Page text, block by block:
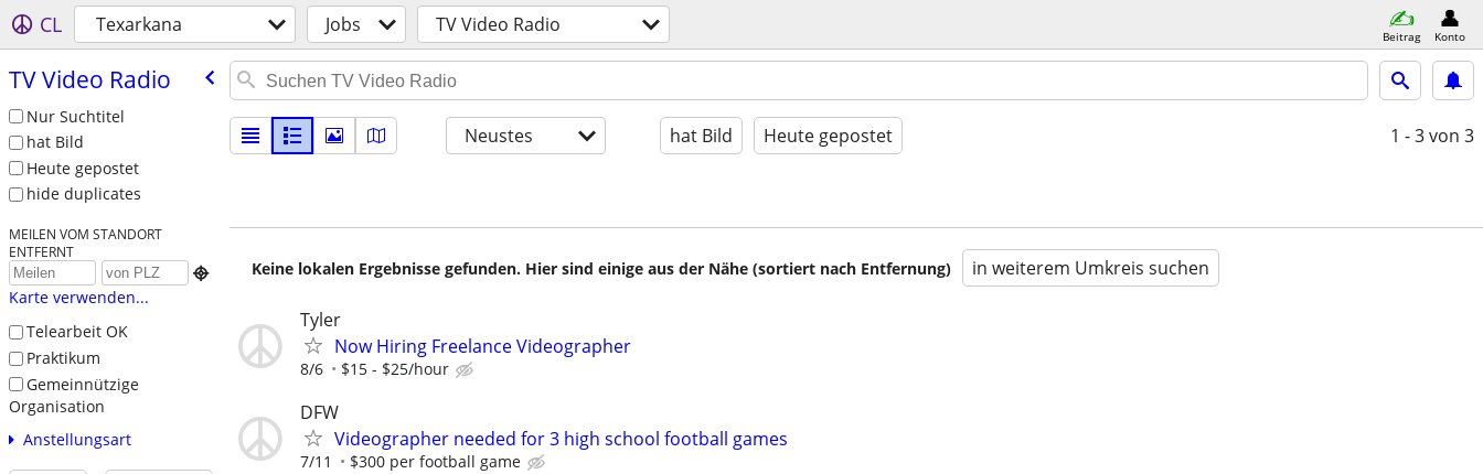
CL Texarkana Jobs TV Video Radio Beitrag Konto
TV Video Radio
Nur Suchtitel
hat Bild
Heute gepostet
hide duplicates
MEILEN VOM STANDORT
ENTFERNT

Karte verwenden...
Telearbeit OK
Praktikum
Gemeinnützige
Organisation
Anstellungsart
Neustes hat Bild Heute gepostet 1 - 3von 3
Keine lokalen Ergebnisse gefunden. Hier sind einige aus der Nähe (sortiert nach Entfernung) in weiterem Umkreis suchen
Tyler
Now Hiring Freelance Videographer
8/6 $15 - $25/hour
DFW
Videographer needed for 3 high school football games
7/11 $300 per football game